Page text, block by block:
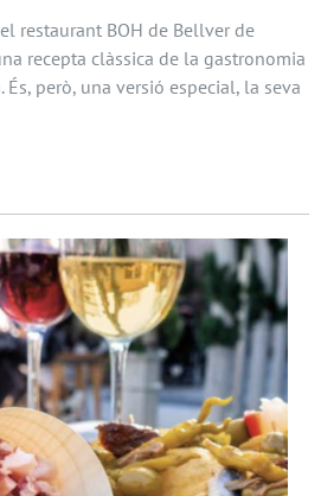
restaurant BOH de Bellver de
recepta clàssica de la gastronomia
però, una versió especial, la seva